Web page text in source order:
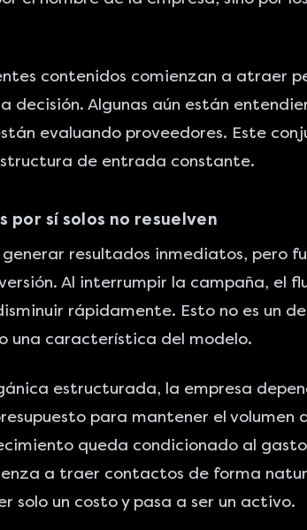
contenidos comienzan a atraer
decisión. Algunas aún están
evaluando proveedores. Este
de entrada constante.
por sí solos no resuelven
generar resultados inmediatos, pero
Al interrumpir la campaña, el
rápidamente. Esto no es un
una característica del modelo.
estructurada, la empresa
para mantener el volumen
queda condicionado al
a traer contactos de forma
solo un costo y pasa a ser un activo.